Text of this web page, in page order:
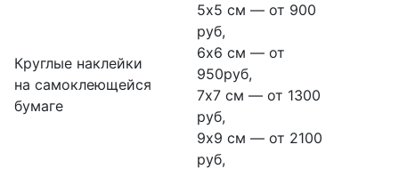
Круглые наклейки
на самоклеющейся
бумаге
5х5 см — от 900
руб,
6х6 см — от
950руб,
7х7 см — от 1300
руб,
9х9 см — от 2100
руб,